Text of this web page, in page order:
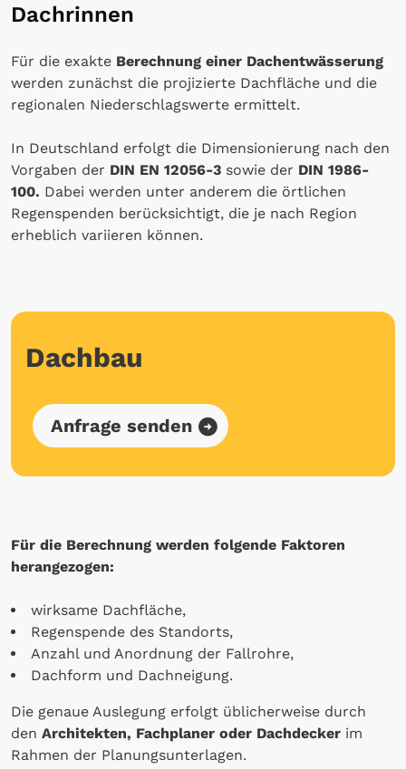
Dachrinnen
Für die exakte Berechnung einer Dachentwässerung
werden zunächst die projizierte Dachfläche und die
regionalen Niederschlagswerte ermittelt.
In Deutschland erfolgt die Dimensionierung nach den
Vorgaben der DIN EN 12056-3 sowie der DIN 1986-
100. Dabei werden unter anderem die örtlichen
Regenspenden berücksichtigt, die je nach Region
erheblich variieren können.
Dachbau
Anfrage senden
Für die Berechnung werden folgende Faktoren
herangezogen:
wirksame Dachfläche,
Regenspende des Standorts,
Anzahl und Anordnung der Fallrohre,
Dachform und Dachneigung.
Die genaue Auslegung erfolgt üblicherweise durch
den Architekten, Fachplaner oder Dachdecker im
Rahmen der Planungsunterlagen.